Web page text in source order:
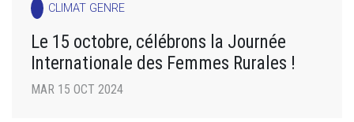
CLIMAT GENRE
Le 15 octobre, célébrons la Journée
Internationale des Femmes Rurales !
MAR 15 OCT 2024